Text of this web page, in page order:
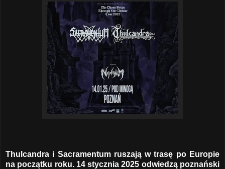
Thulcandra i Sacramentum ruszają w trasę po Europie
na początku roku. 14 stycznia 2025 odwiedzą poznański